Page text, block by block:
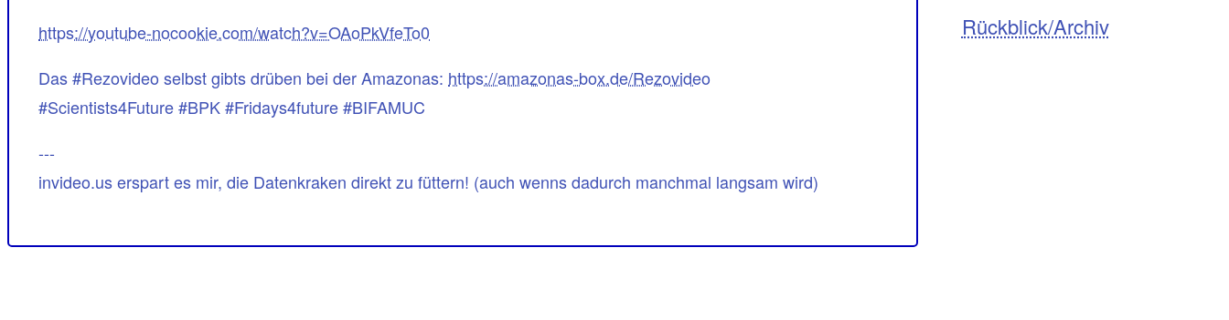
https://youtube-nocookie.com/watch?v=OAoPkVfeTo0
Das #Rezovideo selbst gibts drüben bei der Amazonas: https://amazonas-box.de/Rezovideo
#Scientists4Future #BPK #Fridays4future #BIFAMUC
---
invideo.us erspart es mir, die Datenkraken direkt zu füttern! (auch wenns dadurch manchmal langsam wird)
Rückblick/Archiv